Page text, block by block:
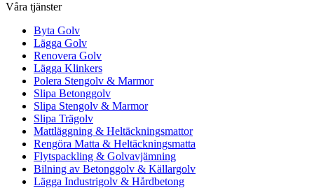
Våra tjänster
Byta Golv
Lägga Golv
Renovera Golv
Lägga Klinkers
Polera Stengolv & Marmor
Slipa Betonggolv
Slipa Stengolv & Marmor
Slipa Trägolv
Mattläggning & Heltäckningsmattor
Rengöra Matta & Heltäckningsmatta
Flytspackling & Golvavjämning
Bilning av Betonggolv & Källargolv
Lägga Industrigolv & Hårdbetong